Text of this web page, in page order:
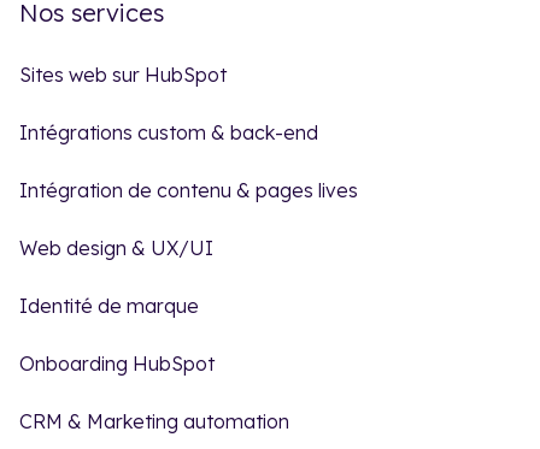
Nos services
Sites web sur HubSpot
Intégrations custom & back-end
Intégration de contenu & pages lives
Web design & UX/UI
Identité de marque
Onboarding HubSpot
CRM & Marketing automation